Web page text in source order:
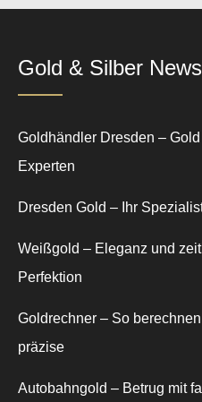
Gold & Silber News
Goldhändler Dresden –
Experten
Dresden Gold – Ihr
Weißgold – Eleganz und
Perfektion
Goldrechner – So
präzise
Autobahngold – Betrug mit